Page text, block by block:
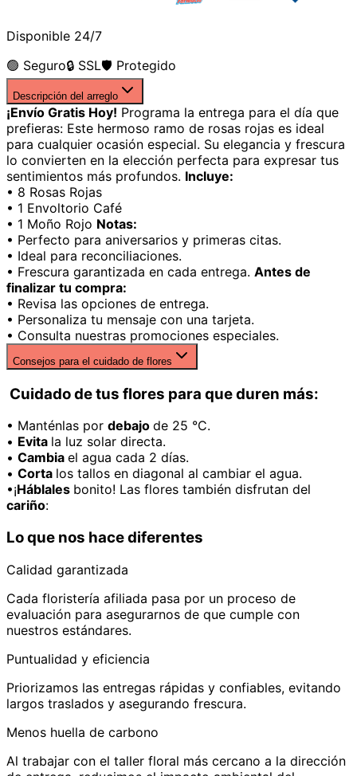
Disponible 24/7
🟢 Seguro🔒 SSL🛡️ Protegido
Descripción del arreglo
¡Envío Gratis Hoy! Programa la entrega para el día que
prefieras: Este hermoso ramo de rosas rojas es ideal
para cualquier ocasión especial. Su elegancia y frescura
lo convierten en la elección perfecta para expresar tus
sentimientos más profundos. Incluye:
• 8 Rosas Rojas
• 1 Envoltorio Café
• 1 Moño Rojo Notas:
• Perfecto para aniversarios y primeras citas.
• Ideal para reconciliaciones.
• Frescura garantizada en cada entrega. Antes de
finalizar tu compra:
• Revisa las opciones de entrega.
• Personaliza tu mensaje con una tarjeta.
• Consulta nuestras promociones especiales.
Consejos para el cuidado de flores
Cuidado de tus flores para que duren más:
• Manténlas por debajo de 25 °C.
• Evita la luz solar directa.
• Cambia el agua cada 2 días.
• Corta los tallos en diagonal al cambiar el agua.
•¡Háblales bonito! Las flores también disfrutan del
cariño:
Lo que nos hace diferentes
Calidad garantizada
Cada floristería afiliada pasa por un proceso de
evaluación para asegurarnos de que cumple con
nuestros estándares.
Puntualidad y eficiencia
Priorizamos las entregas rápidas y confiables, evitando
largos traslados y asegurando frescura.
Menos huella de carbono
Al trabajar con el taller floral más cercano a la dirección